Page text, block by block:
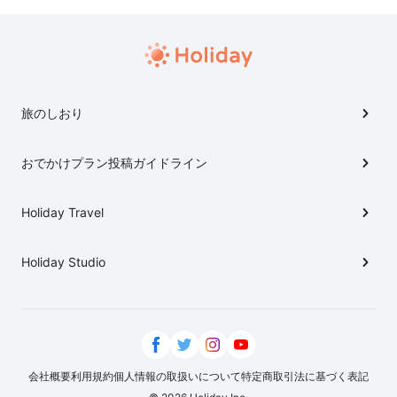
旅のしおり
おでかけプラン投稿ガイドライン
Holiday Travel
Holiday Studio
会社概要利用規約個人情報の取扱いについて特定商取引法に基づく表記